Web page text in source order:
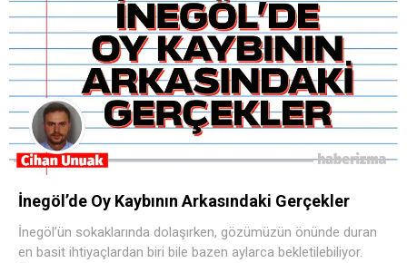
İnegöl’de Oy Kaybının Arkasındaki Gerçekler
İnegöl’ün sokaklarında dolaşırken, gözümüzün önünde duran
en basit ihtiyaçlardan biri bile bazen aylarca bekletilebiliyor.